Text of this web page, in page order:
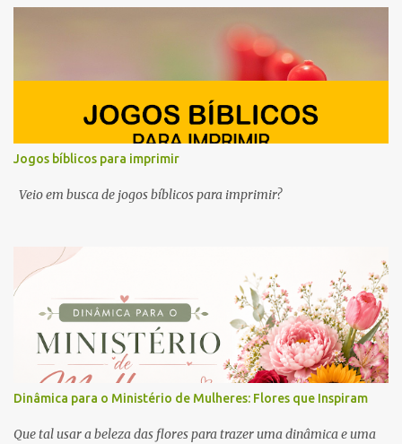
despertar a curiosidade, semear valores e cultivar a fé no coração
Jogos bíblicos para imprimir
Veio em busca de jogos bíblicos para imprimir?
Dinâmica para o Ministério de Mulheres: Flores que Inspiram
Que tal usar a beleza das flores para trazer uma dinâmica e uma